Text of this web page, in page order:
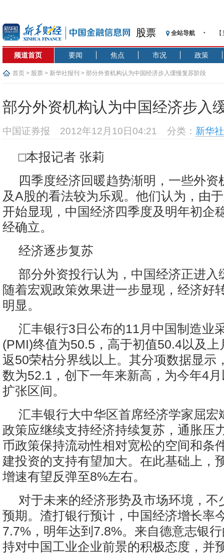
股票 全站导航
记
央
沥
频道首页 要闻 焦点 市况 政策
首页 > 股票 > 新华社报刊 > 部分外资机构认为中国经济步入缓慢复苏阶段
部分外资机构认为中国经济步入
中国证券报 2012年12月10日04:21 分类： 新华
□本报记者 张莉
四季度经济回暖趋势渐明，一些外资
及A股的看法较为乐观。他们认为，由
开始显现，中国经济四季度及明年初企
经确立。
经济逐步复苏
部分外资投行认为，中国经济正进入
随着宏观政策效果进一步显现，经济好
明显。
汇丰银行3日公布的11月中国制造业
(PMI)终值为50.5，高于初值50.4以及
返50荣枯分界线以上。其分项数据显示
数为52.1，创下一年来新高，为今年4
扩张区间。
汇丰银行大中华区首席经济学家屈宏
政策应继续支持经济持续复苏，通胀压
币政策保持流动性相对宽松的空间和条
建投资的支持有望加大。在此基础上，
增速有望反弹至8%左右。
对于未来的经济形势及市场环境，不
预期。渣打银行预计，中国经济增长率
7.7%，明年达到7.8%。来自德意志银
持对中国工业企业前景的积极态度，并